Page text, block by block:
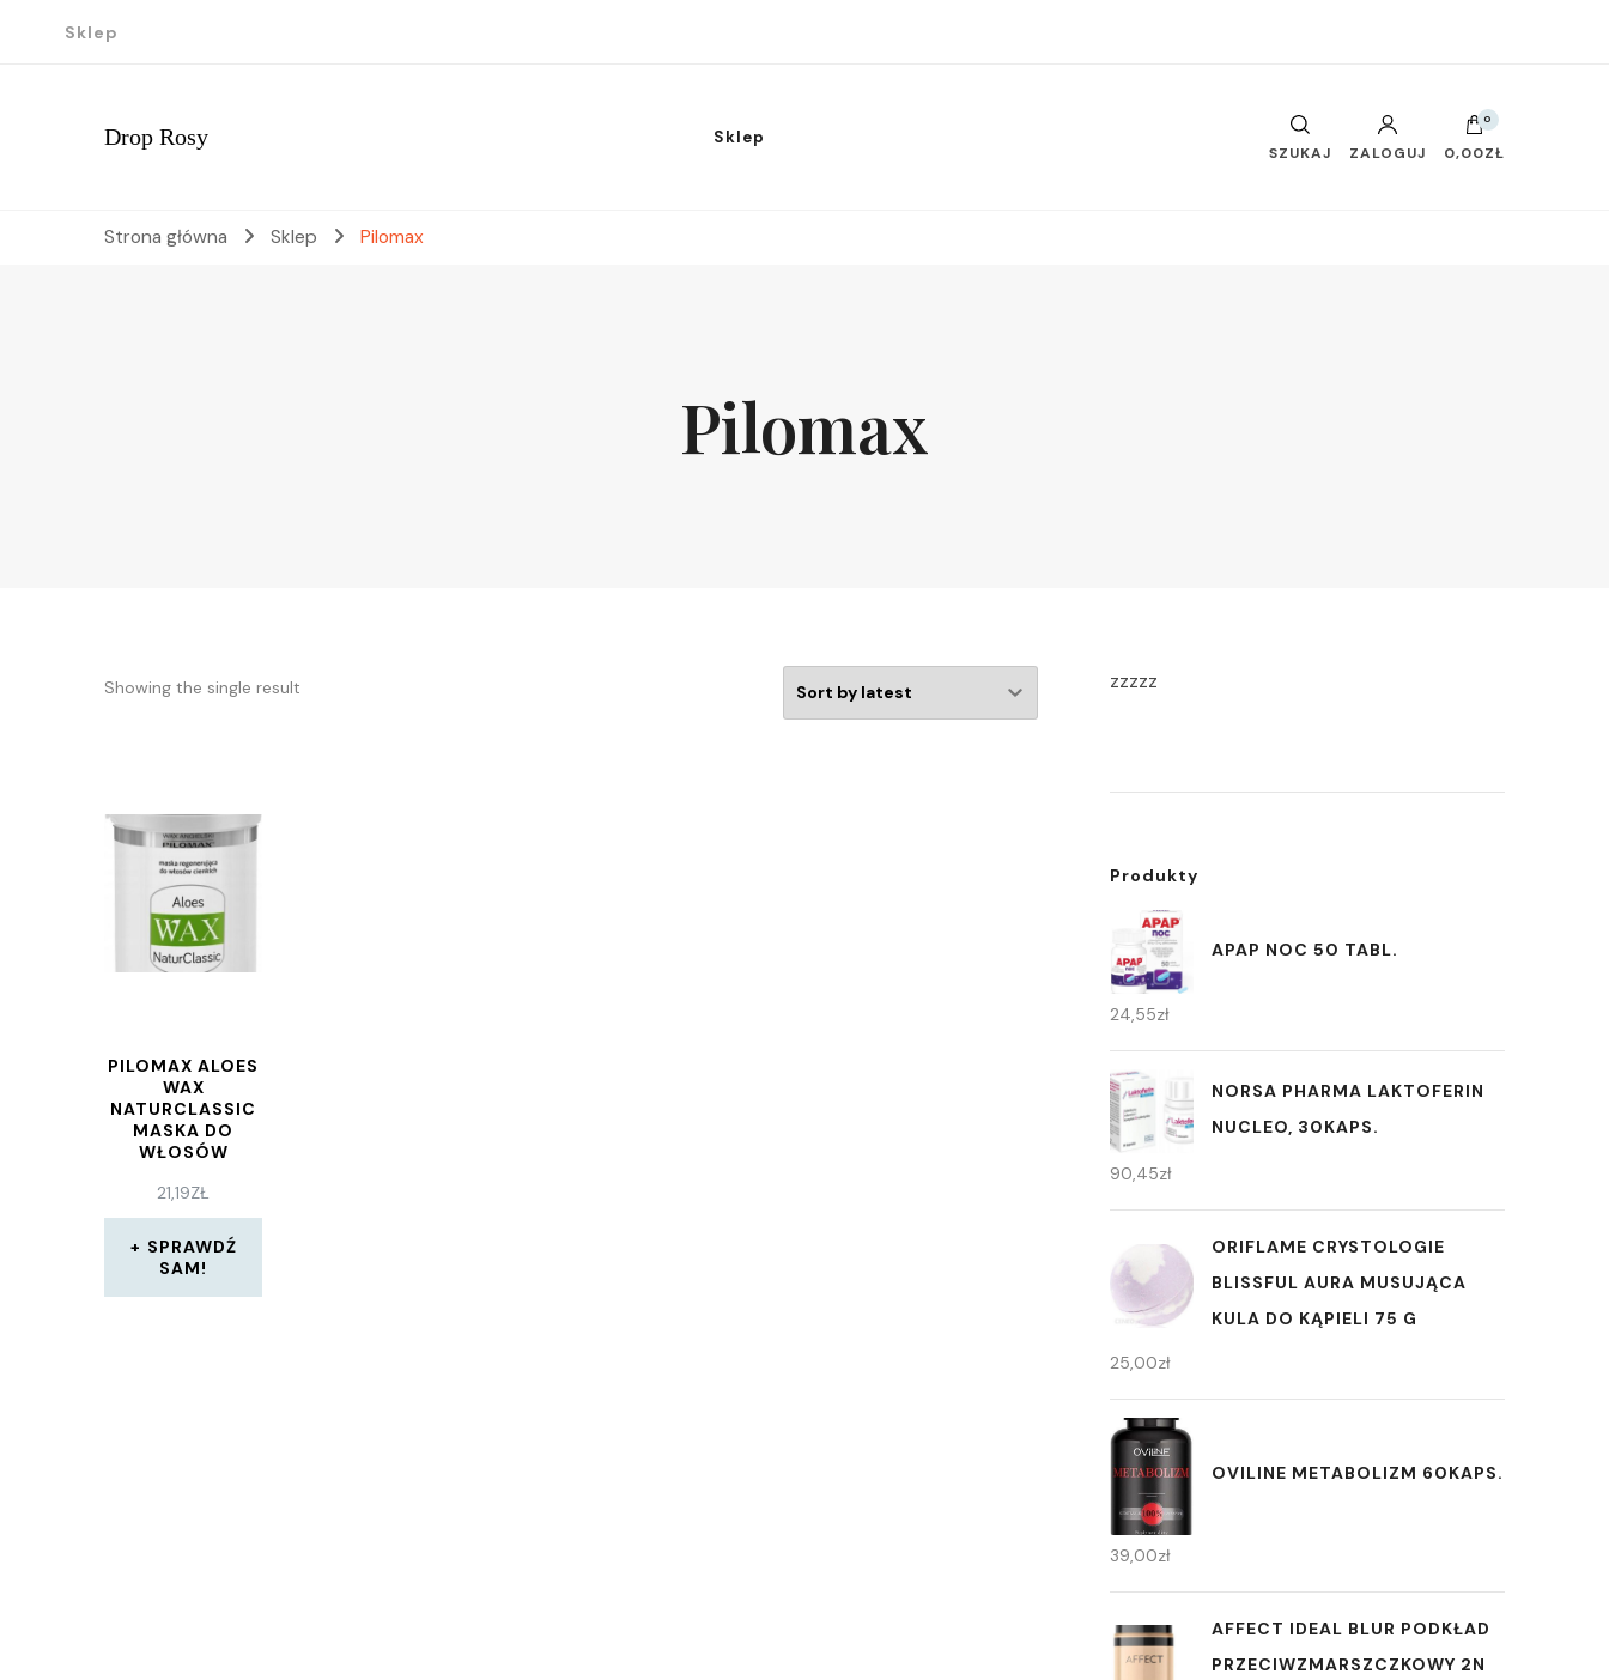
Sklep
Drop Rosy Sklep
SZUKAJ ZALOGUJ
0
0,00ZŁ
Strona główna Sklep Pilomax
Pilomax
Showing the single result
PILOMAX ALOES
WAX
NATURCLASSIC
MASKA DO
WŁOSÓW
21,19ZŁ
SPRAWDŹ
SAM!
zzzzz
Produkty
APAP NOC 50 TABL.
24,55zł
NORSA PHARMA LAKTOFERIN
NUCLEO, 30KAPS.
90,45zł
ORIFLAME CRYSTOLOGIE
BLISSFUL AURA MUSUJĄCA
KULA DO KĄPIELI 75 G
25,00zł
OVILINE METABOLIZM 60KAPS.
39,00zł
AFFECT IDEAL BLUR PODKŁAD
PRZECIWZMARSZCZKOWY 2N